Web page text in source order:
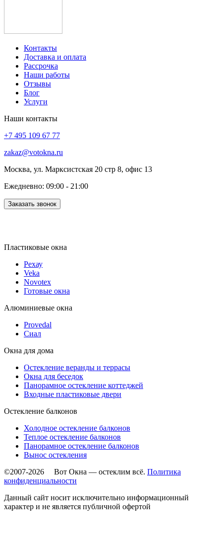
Контакты
Доставка и оплата
Рассрочка
Наши работы
Отзывы
Блог
Услуги
Наши контакты
+7 495 109 67 77
zakaz@votokna.ru
Москва, ул. Марксистская 20 стр 8, офис 13
Ежедневно: 09:00 - 21:00
Заказать звонок
Пластиковые окна
Рехау
Veka
Novotex
Готовые окна
Алюминиевые окна
Provedal
Сиал
Окна для дома
Остекление веранды и террасы
Окна для беседок
Панорамное остекление коттеджей
Входные пластиковые двери
Остекление балконов
Холодное остекление балконов
Теплое остекление балконов
Панорамное остекление балконов
Вынос остекления
©2007-2026 Вот Окна — остеклим всё. Политика
конфиденциальности
Данный сайт носит исключительно информационный
характер и не является публичной офертой